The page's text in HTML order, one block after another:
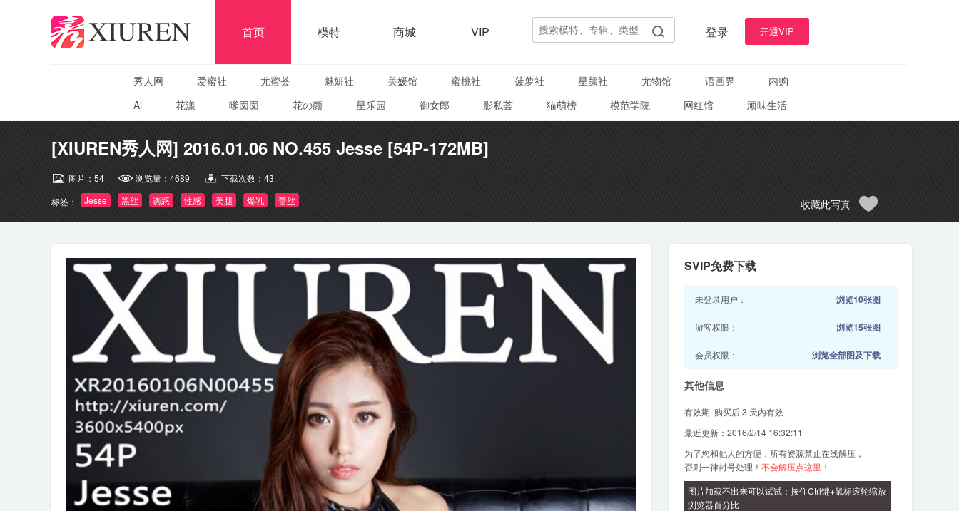
首页 模特 商城 VIP 登录 开通VIP
秀人网 爱蜜社 尤蜜荟 魅妍社 美媛馆 蜜桃社 菠萝社 星颜社 尤物馆 语画界
内购
Ai
花漾 嗲囡囡 花の颜 星乐园 御女郎 影私荟 猫萌榜 模范学院 网红馆 顽味生活
[XIUREN秀人网] 2016.01.06 NO.455 Jesse [54P-172MB]
图片： 54 浏览量： 4689 下载次数： 43
标签：
Jesse 黑丝 诱惑 性感 美腿 爆乳 蕾丝 收藏此写真
SVIP免费下载
未登录用户： 浏览10张图
游客权限： 浏览15张图
会员权限： 浏览全部图及下载
其他信息
有效期: 购买后 3 天内有效
最近更新：2016/2/14 16:32:11
为了您和他人的方便，所有资源禁止在线解压，
否则一律封号处理！ 不会解压点这里！
图片加载不出来可以试试：按住Ctrl键+鼠标滚轮缩放
浏览器百分比